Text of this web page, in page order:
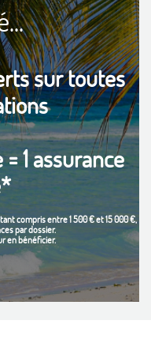
sur toutes
1 assurance
compris entre 1 500 € et 15 000 €,
par dossier.
en bénéficier.